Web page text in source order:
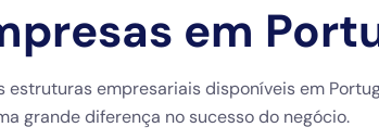
em
empresariais disponíveis em
grande diferença no sucesso do negócio.